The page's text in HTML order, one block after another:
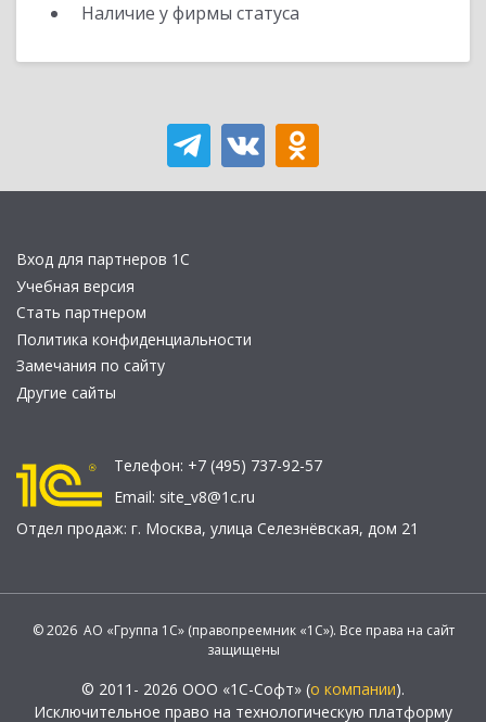
Наличие у фирмы статуса
Вход для партнеров 1С
Учебная версия
Стать партнером
Политика конфиденциальности
Замечания по сайту
Другие сайты
Телефон: +7 (495) 737-92-57
Email: site_v8@1c.ru
Отдел продаж: г. Москва, улица Селезнёвская, дом 21
© 2026 АО «Группа 1С» (правопреемник «1С»). Все права на сайт
защищены
© 2011- 2026 ООО «1С-Софт» (о компании).
Исключительное право на технологическую платформу